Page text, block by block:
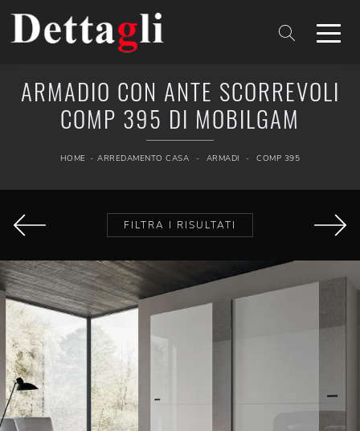
ARMADIO CON ANTE SCORREVOLI
COMP 395 DI MOBILGAM
HOME - ARREDAMENTO CASA - ARMADI - COMP 395
FILTRA I RISULTATI